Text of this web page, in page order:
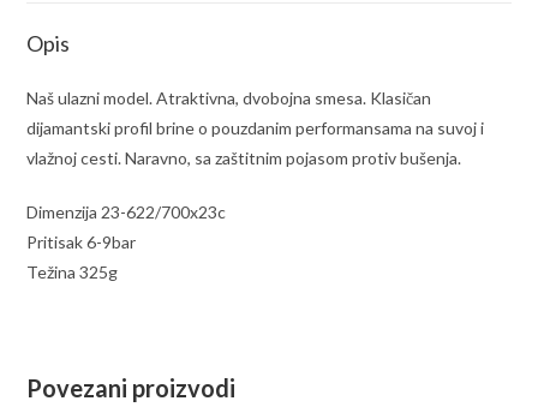
Opis
Naš ulazni model. Atraktivna, dvobojna smesa. Klasičan
dijamantski profil brine o pouzdanim performansama na suvoj i
vlažnoj cesti. Naravno, sa zaštitnim pojasom protiv bušenja.
Dimenzija 23-622/700x23c
Pritisak 6-9bar
Težina 325g
Povezani proizvodi